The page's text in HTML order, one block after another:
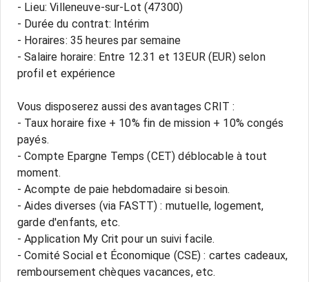
- Lieu: Villeneuve-sur-Lot (47300)
- Durée du contrat: Intérim
- Horaires: 35 heures par semaine
- Salaire horaire: Entre 12.31 et 13EUR (EUR) selon
profil et expérience
Vous disposerez aussi des avantages CRIT :
- Taux horaire fixe + 10% fin de mission + 10% congés
payés.
- Compte Epargne Temps (CET) déblocable à tout
moment.
- Acompte de paie hebdomadaire si besoin.
- Aides diverses (via FASTT) : mutuelle, logement,
garde d'enfants, etc.
- Application My Crit pour un suivi facile.
- Comité Social et Économique (CSE) : cartes cadeaux,